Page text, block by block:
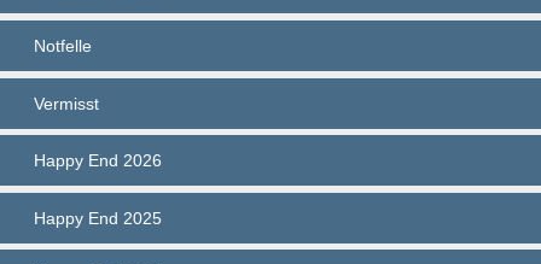
Notfelle
Vermisst
Happy End 2026
Happy End 2025